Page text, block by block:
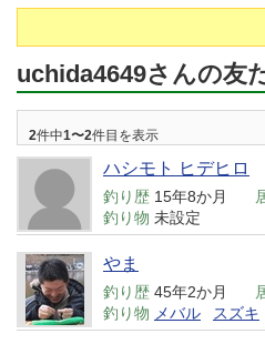
uchida4649さんの友
2件中1〜2件目を表示
ハシモト ヒデヒロ
釣り歴 15年8か月
釣り物 未設定
やま
釣り歴 45年2か月
釣り物 メバル スズキ